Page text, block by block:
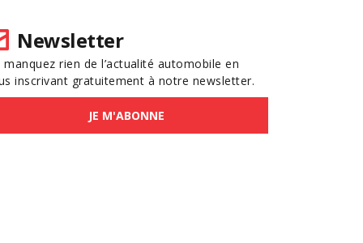
Newsletter
manquez rien de l’actualité automobile en
inscrivant gratuitement à notre newsletter.
JE M'ABONNE